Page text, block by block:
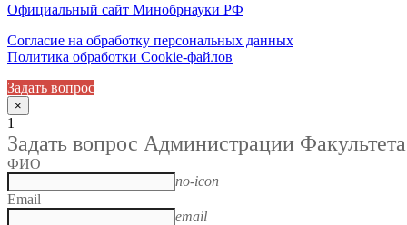
Официальный сайт Минобрнауки РФ
Согласие на обработку персональных данных
Политика обработки Cookie-файлов
Задать вопрос
×
1
Задать вопрос Администрации Факультета
ФИО
no-icon
Email
email